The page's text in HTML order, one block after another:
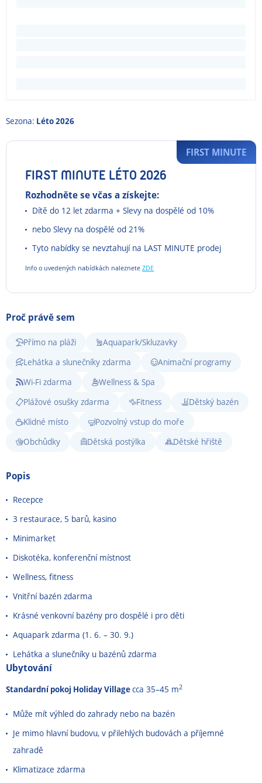
Sezona: Léto 2026
FIRST MINUTE LÉTO 2026
Rozhodněte se včas a získejte:
Dítě do 12 let zdarma + Slevy na dospělé od 10%
nebo Slevy na dospělé od 21%
Tyto nabídky se nevztahují na LAST MINUTE prodej
Info o uvedených nabídkách naleznete ZDE
FIRST MINUTE
Proč právě sem
Přímo na pláži
Aquapark/Skluzavky
Lehátka a slunečníky zdarma
Animační programy
Wi-Fi zdarma
Wellness & Spa
Plážové osušky zdarma
Fitness
Dětský bazén
Klidné místo
Pozvolný vstup do moře
Obchůdky
Dětská postýlka Dětské hřiště
Popis
Recepce
3 restaurace, 5 barů, kasino
Minimarket
Diskotéka, konferenční místnost
Wellness, fitness
Vnitřní bazén zdarma
Krásné venkovní bazény pro dospělé i pro děti
Aquapark zdarma (1. 6. – 30. 9.)
Lehátka a slunečníky u bazénů zdarma
Ubytování
Standardní pokoj Holiday Villagecca 35–45 m2
Může mít výhled do zahrady nebo na bazén
Je mimo hlavní budovu, v přilehlých budovách a příjemné
zahradě
Klimatizace zdarma